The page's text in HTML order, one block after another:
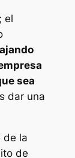
el
sea
dar una
de la
de